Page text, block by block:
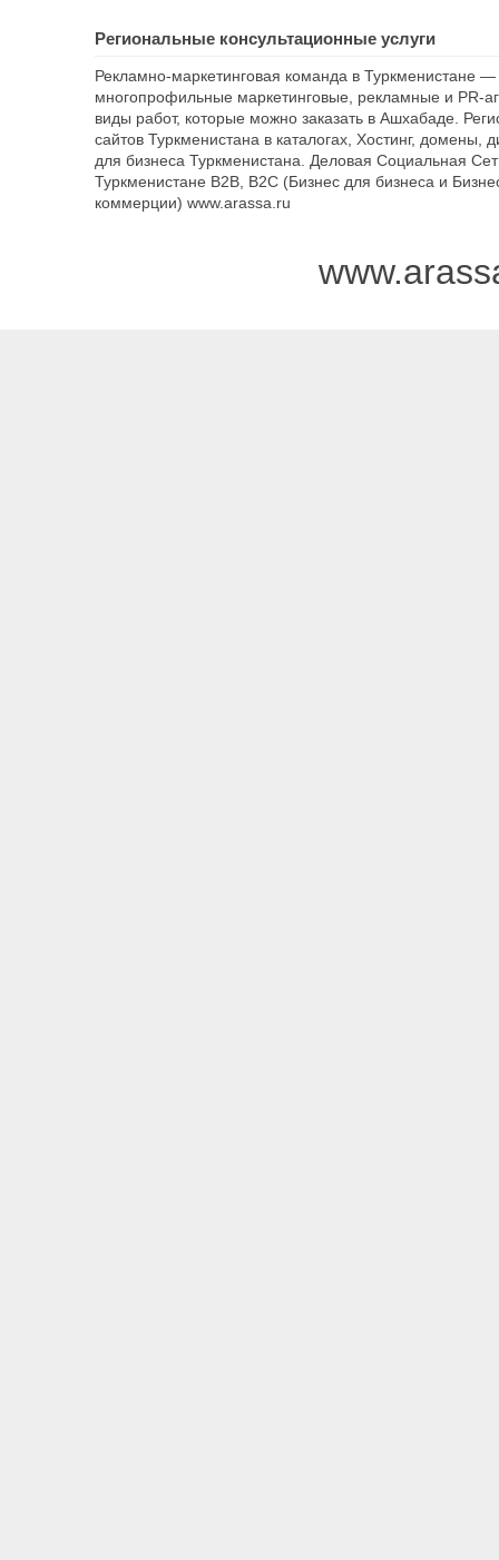
Региональные консультационные услуги
Рекламно-маркетинговая команда в Туркменистане —
многопрофильные маркетинговые, рекламные и PR-
виды работ, которые можно заказать в Ашхабаде.
сайтов Туркменистана в каталогах, Хостинг, домены,
для бизнеса Туркменистана. Деловая Социальная
Туркменистане B2B, B2C (Бизнес для бизнеса и
коммерции) www.arassa.ru